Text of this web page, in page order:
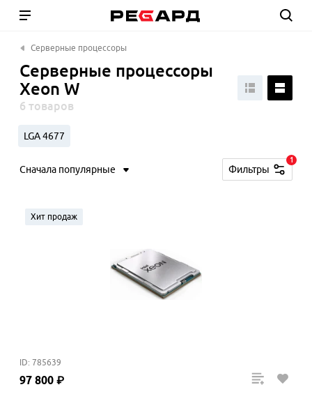
Серверные процессоры
Серверные процессоры
Xeon W
6 товаров
LGA 4677
Сначала популярные Фильтры
1
Хит продаж
ID: 785639
97 800 ₽